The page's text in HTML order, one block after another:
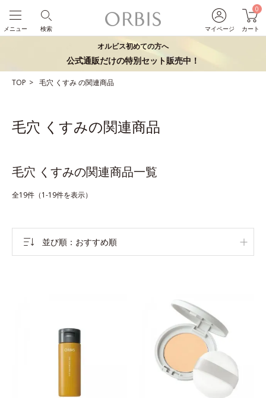
マイページ
0
カート
検索
メニュー
オルビス初めての方へ
公式通販だけの特別セット販売中！
TOP 毛穴 くすみの関連商品
毛穴 くすみの関連商品
毛穴 くすみの関連商品一覧
全19件（1-19件を表示）
並び順 おすすめ順